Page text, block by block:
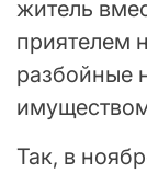
житель
приятелем
разбойные
Так, в